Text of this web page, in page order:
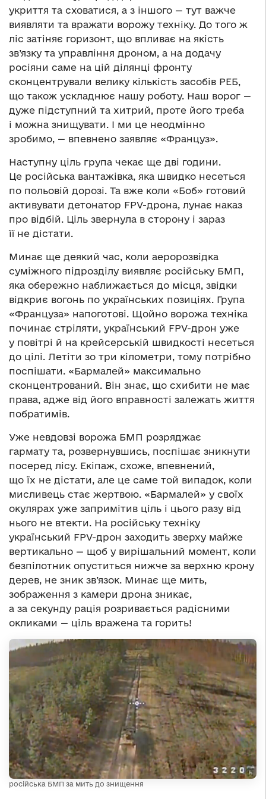
укриття та сховатися, а з іншого — тут важче
виявляти та вражати ворожу техніку. До того ж
ліс затіняє горизонт, що впливає на якість
зв’язку та управління дроном, а на додачу
росіяни саме на цій ділянці фронту
сконцентрували велику кількість засобів РЕБ,
що також ускладнює нашу роботу. Наш ворог —
дуже підступний та хитрий, проте його треба
і можна знищувати. І ми це неодмінно
зробимо, — впевнено заявляє «Француз».
Наступну ціль група чекає ще дві години.
Це російська вантажівка, яка швидко несеться
по польовій дорозі. Та вже коли «Боб» готовий
активувати детонатор FPV-дрона, лунає наказ
про відбій. Ціль звернула в сторону і зараз
її не дістати.
Минає ще деякий час, коли аеророзвідка
суміжного підрозділу виявляє російську БМП,
яка обережно наближається до місця, звідки
відкриє вогонь по українських позиціях. Група
«Француза» напоготові. Щойно ворожа техніка
починає стріляти, український FPV-дрон уже
у повітрі й на крейсерській швидкості несеться
до цілі. Летіти зо три кілометри, тому потрібно
поспішати. «Бармалей» максимально
сконцентрований. Він знає, що схибити не має
права, адже від його вправності залежать життя
побратимів.
Уже невдовзі ворожа БМП розряджає
гармату та, розвернувшись, поспішає зникнути
посеред лісу. Екіпаж, схоже, впевнений,
що їх не дістати, але це саме той випадок, коли
мисливець стає жертвою. «Бармалей» у своїх
окулярах уже запримітив ціль і цього разу від
нього не втекти. На російську техніку
український FPV-дрон заходить зверху майже
вертикально — щоб у вирішальний момент, коли
безпілотник опуститься нижче за верхню крону
дерев, не зник зв’язок. Минає ще мить,
зображення з камери дрона зникає,
а за секунду рація розривається радісними
окликами — ціль вражена та горить!
російська БМП за мить до знищення